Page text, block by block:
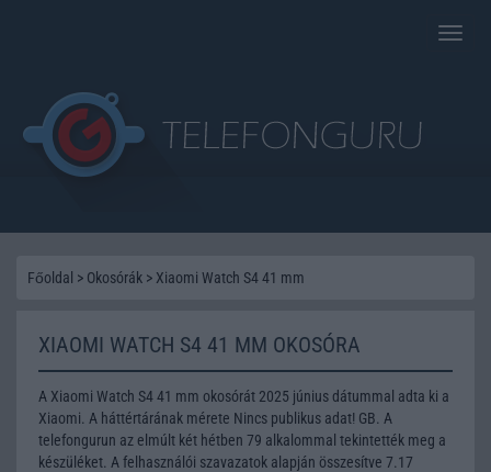
Toggle
Főoldal > Okosórák > Xiaomi Watch S4 41 mm
XIAOMI WATCH S4 41 MM OKOSÓRA
A Xiaomi Watch S4 41 mm okosórát 2025 június dátummal adta ki a
Xiaomi. A háttértárának mérete Nincs publikus adat! GB. A
telefongurun az elmúlt két hétben 79 alkalommal tekintették meg a
készüléket. A felhasználói szavazatok alapján összesítve 7.17